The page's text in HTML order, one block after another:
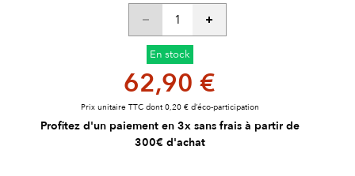
En stock
62,90 €
Prix unitaire TTC dont 0,20 € d’éco-participation
Profitez d'un paiement en 3x sans frais à partir de
300€ d'achat